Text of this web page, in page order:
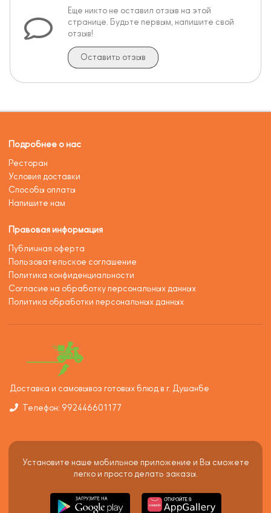
Еще никто не оставил отзыв на этой
странице. Будьте первым, напишите свой
отзыв!
Оставить отзыв
Подробнее о нас
Ресторан
Условия доставки
Способы оплаты
Напишите нам
Правовая информация
Публичная оферта
Пользовательское соглашение
Политика конфиденциальности
Согласие на обработку персональных данных
Политика обработки персональных данных
Доставка и самовывоз готовых блюд в г. Душанбе
Телефон: 992446601177
Установите наше мобильное приложение и Вы сможете
легко и просто делать заказы.